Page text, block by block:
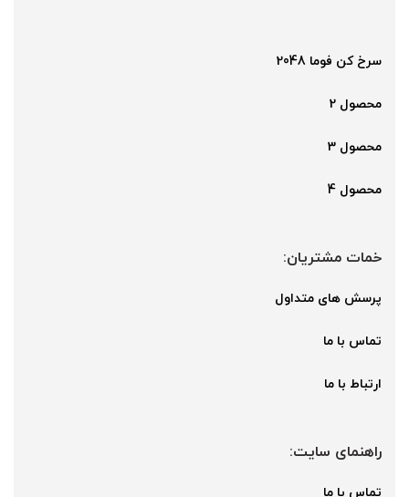
سرخ کن فوما 2048
محصول 2
محصول 3
محصول 4
خمات مشتریان:
پرسش های متداول
تماس با ما
ارتباط با ما
راهنمای سایت:
تماس با ما